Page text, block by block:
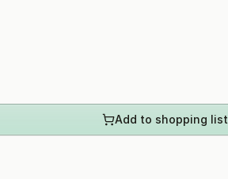
Add to shopping list